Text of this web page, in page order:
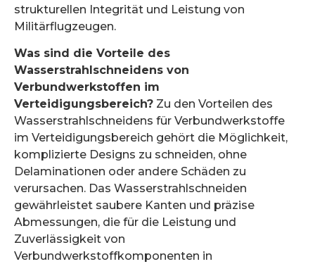
strukturellen Integrität und Leistung von
Militärflugzeugen.
Was sind die Vorteile des
Wasserstrahlschneidens von
Verbundwerkstoffen im
Verteidigungsbereich? Zu den Vorteilen des
Wasserstrahlschneidens für Verbundwerkstoffe
im Verteidigungsbereich gehört die Möglichkeit,
komplizierte Designs zu schneiden, ohne
Delaminationen oder andere Schäden zu
verursachen. Das Wasserstrahlschneiden
gewährleistet saubere Kanten und präzise
Abmessungen, die für die Leistung und
Zuverlässigkeit von
Verbundwerkstoffkomponenten in